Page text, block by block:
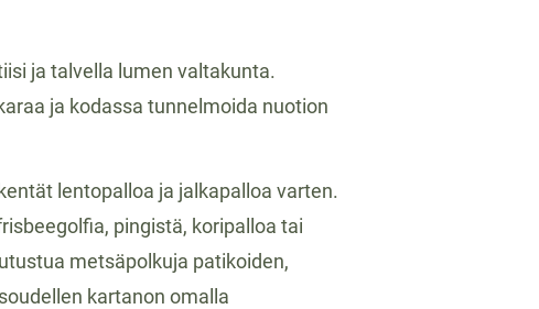
ja talvella lumen valtakunta.
ja kodassa tunnelmoida nuotion
lentopalloa ja jalkapalloa varten.
pingistä, koripalloa tai
metsäpolkuja patikoiden,
kartanon omalla